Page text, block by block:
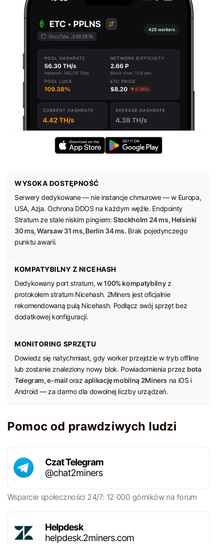
WYSOKA DOSTĘPNOŚĆ
Serwery dedykowane — nie instancje chmurowe — w Europa,
USA, Azja. Ochrona DDOS na każdym węźle. Endpointy
Stratum ze stale niskim pingiem:Stockholm 24 ms, Helsinki
30 ms, Warsaw 31 ms, Berlin 34 ms. Brak pojedynczego
punktu awarii.
KOMPATYBILNY Z NICEHASH
Dedykowany port stratum, w 100% kompatybilnyz
protokołem stratum Nicehash. 2Miners jest oficjalnie
rekomendowaną pulą Nicehash. Podłącz swój sprzęt bez
dodatkowej konfiguracji.
MONITORING SPRZĘTU
Dowiedz się natychmiast, gdy worker przejdzie w tryb offline
lub zostanie znaleziony nowy blok. Powiadomienia przez bota
Telegram, e-mail orazaplikację mobilną 2Miners na iOS i
Android — za darmo dla dowolnej liczby urządzeń.
Pomoc od prawdziwych ludzi
Czat Telegram
@chat2miners
Wsparcie społeczności 24/7: 12 000 górników na forum
Helpdesk
helpdesk.2miners.com